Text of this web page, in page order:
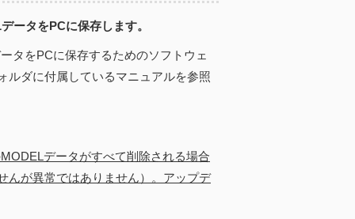
ータをPCに保存します。
タをPCに保存するためのソフトウェ
ルダに付属しているマニュアルを参照
データがすべて削除される場合
んが異常ではありません）。アップデ